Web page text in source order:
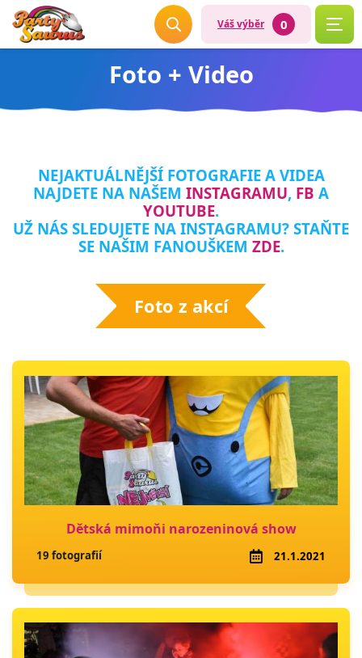
Váš výběr 0
Foto + Video
NEJAKTUÁLNĚJŠÍ FOTOGRAFIE A VIDEA
NAJDETE NA NAŠEM INSTAGRAMU, FB A
YOUTUBE.
UŽ NÁS SLEDUJETE NA INSTAGRAMU? STAŇTE
SE NAŠIM FANOUŠKEM ZDE.
Foto z akcí
Dětská mimoňi narozeninová show
19 fotografií 21.1.2021